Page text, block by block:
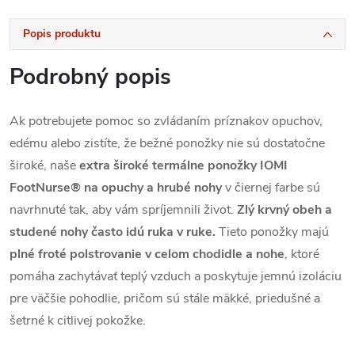
Popis produktu
Podrobný popis
Ak potrebujete pomoc so zvládaním príznakov opuchov,
edému alebo zistíte, že bežné ponožky nie sú dostatočne
široké, našeextra široké termálne ponožky IOMI
FootNurse® na opuchy a hrubé nohyv čiernej farbe sú
navrhnuté tak, aby vám spríjemnili život. Zlý krvný obeh a
studené nohy často idú ruka v ruke. Tieto ponožky majú
plné froté polstrovanie v celom chodidle a nohe, ktoré
pomáha zachytávať teplý vzduch a poskytuje jemnú izoláciu
pre väčšie pohodlie, pričom sú stále mäkké, priedušné a
šetrné k citlivej pokožke.